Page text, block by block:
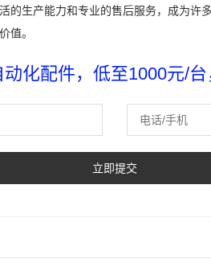
的生产能力和专业的售后服务，成为许
值。
化配件，低至1000元/